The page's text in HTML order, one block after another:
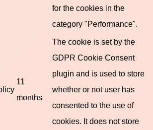
for the cookies in the
category "Performance".
11
months
The cookie is set by the
GDPR Cookie Consent
plugin and is used to store
whether or not user has
consented to the use of
cookies. It does not store